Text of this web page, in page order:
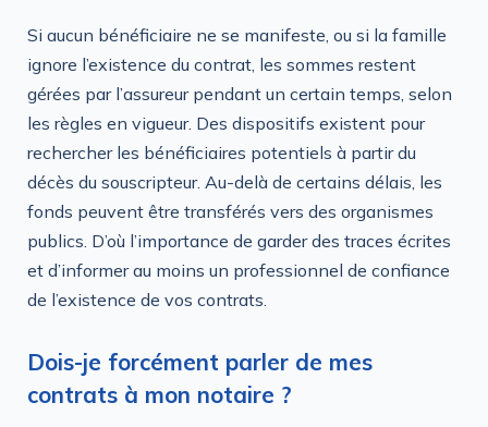
Si aucun bénéficiaire ne se manifeste, ou si la famille
ignore l’existence du contrat, les sommes restent
gérées par l’assureur pendant un certain temps, selon
les règles en vigueur. Des dispositifs existent pour
rechercher les bénéficiaires potentiels à partir du
décès du souscripteur. Au-delà de certains délais, les
fonds peuvent être transférés vers des organismes
publics. D’où l’importance de garder des traces écrites
et d’informer au moins un professionnel de confiance
de l’existence de vos contrats.
Dois-je forcément parler de mes
contrats à mon notaire ?